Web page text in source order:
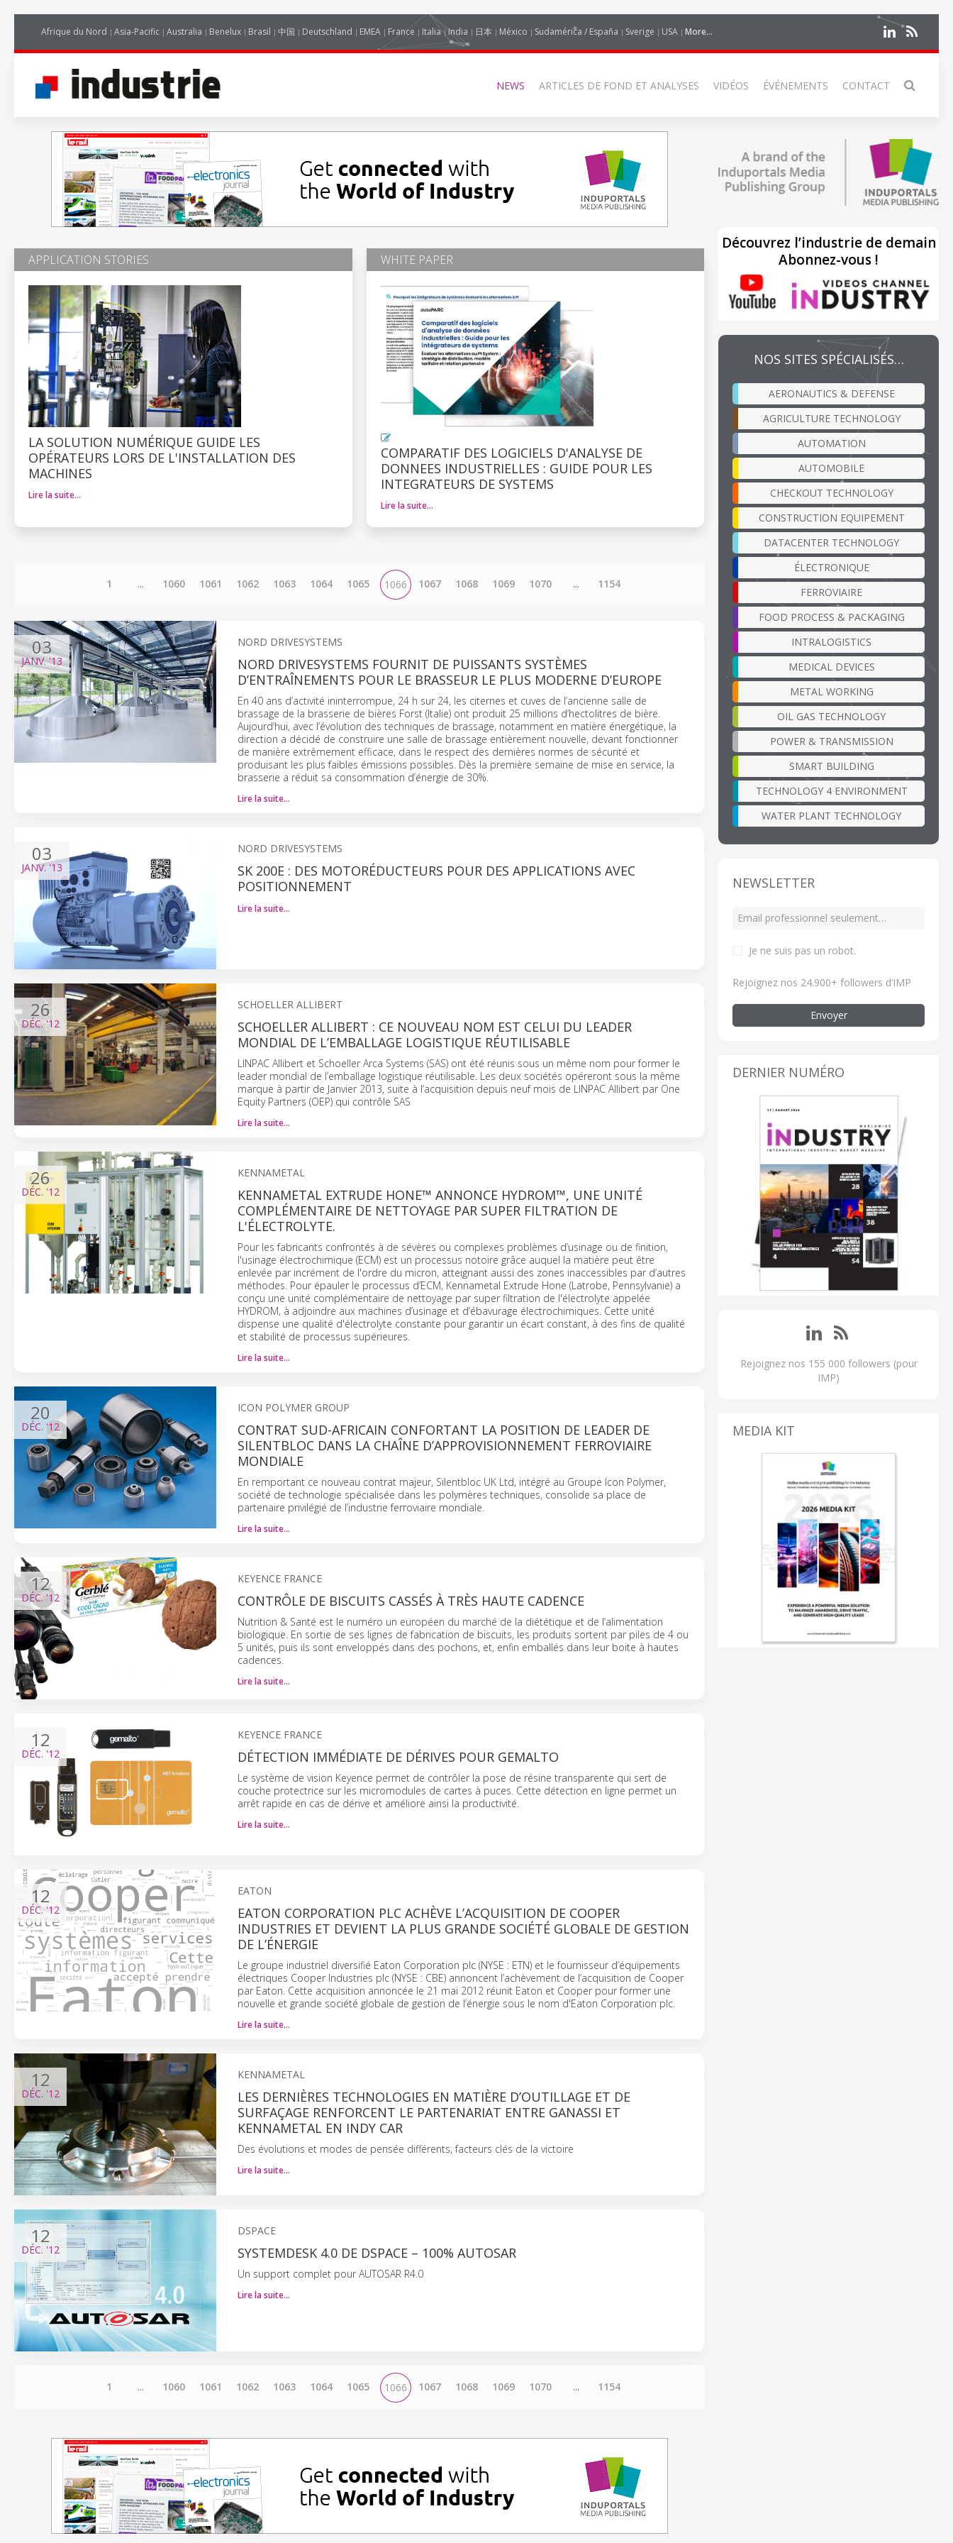
Afrique du Nord Asia-Pacific Australia Benelux Brasil 中国 Deutschland EMEA France Italia India 日本 México Sudamérica / España Sverige USA More...
NEWS ARTICLES DE FOND ET ANALYSES VIDÉOS ÉVÉNEMENTS CONTACT
APPLICATION STORIES
LA SOLUTION NUMÉRIQUE GUIDE LES
OPÉRATEURS LORS DE L'INSTALLATION DES
MACHINES
Lire la suite…
WHITE PAPER
COMPARATIF DES LOGICIELS D'ANALYSE DE
DONNEES INDUSTRIELLES : GUIDE POUR LES
INTEGRATEURS DE SYSTEMS
Lire la suite…
1 ... 1060 1061 1062 1063 1064 1065 1066 1067 1068 1069 1070 ... 1154
03
JANV.'13
NORD DRIVESYSTEMS
NORD DRIVESYSTEMS FOURNIT DE PUISSANTS SYSTÈMES
D’ENTRAÎNEMENTS POUR LE BRASSEUR LE PLUS MODERNE D’EUROPE
En 40 ans d’activité ininterrompue, 24 h sur 24, les citernes et cuves de l’ancienne salle de
brassage de la brasserie de bières Forst (Italie) ont produit 25 millions d’hectolitres de bière.
Aujourd’hui, avec l’évolution des techniques de brassage, notamment en matière énergétique, la
direction a décidé de construire une salle de brassage entièrement nouvelle, devant fonctionner
de manière extrêmement efficace, dans le respect des dernières normes de sécurité et
produisant les plus faibles émissions possibles. Dès la première semaine de mise en service, la
brasserie a réduit sa consommation d’énergie de 30%.
Lire la suite…
03
JANV. '13
NORD DRIVESYSTEMS
SK 200E : DES MOTORÉDUCTEURS POUR DES APPLICATIONS AVEC
POSITIONNEMENT
Lire la suite…
26
DÉC.'12
SCHOELLER ALLIBERT
SCHOELLER ALLIBERT : CE NOUVEAU NOM EST CELUI DU LEADER
MONDIAL DE L’EMBALLAGE LOGISTIQUE RÉUTILISABLE
LINPAC Allibert et Schoeller Arca Systems (SAS) ont été réunis sous un même nom pour former le
leader mondial de l’emballage logistique réutilisable. Les deux sociétés opéreront sous la même
marque à partir de Janvier 2013, suite à l’acquisition depuis neuf mois de LINPAC Allibert par One
Equity Partners (OEP) qui contrôle SAS
Lire la suite…
26
DÉC. '12
KENNAMETAL
KENNAMETAL EXTRUDE HONE™ ANNONCE HYDROM™, UNE UNITÉ
COMPLÉMENTAIRE DE NETTOYAGE PAR SUPER FILTRATION DE
L'ÉLECTROLYTE.
Pour les fabricants confrontés à de sévères ou complexes problèmes d’usinage ou de finition,
l'usinage électrochimique (ECM) est un processus notoire grâce auquel la matière peut être
enlevée par incrément de l'ordre du micron, atteignant aussi des zones inaccessibles par d’autres
méthodes. Pour épauler le processus d’ECM, Kennametal Extrude Hone (Latrobe, Pennsylvanie) a
conçu une unité complémentaire de nettoyage par super filtration de l'électrolyte appelée
HYDROM, à adjoindre aux machines d’usinage et d’ébavurage électrochimiques. Cette unité
dispense une qualité d'électrolyte constante pour garantir un écart constant, à des fins de qualité
et stabilité de processus supérieures.
Lire la suite…
20
DÉC. '12
ICON POLYMER GROUP
CONTRAT SUD-AFRICAIN CONFORTANT LA POSITION DE LEADER DE
SILENTBLOC DANS LA CHAÎNE D’APPROVISIONNEMENT FERROVIAIRE
MONDIALE
En remportant ce nouveau contrat majeur, Silentbloc UK Ltd, intégré au Groupe Icon Polymer,
société de technologie spécialisée dans les polymères techniques, consolide sa place de
partenaire privilégié de l’industrie ferroviaire mondiale.
Lire la suite…
12
DÉC. '12
KEYENCE FRANCE
CONTRÔLE DE BISCUITS CASSÉS À TRÈS HAUTE CADENCE
Nutrition & Santé est le numéro un européen du marché de la diététique et de l’alimentation
biologique. En sortie de ses lignes de fabrication de biscuits, les produits sortent par piles de 4 ou
5 unités, puis ils sont enveloppés dans des pochons, et, enfin emballés dans leur boite à hautes
cadences.
Lire la suite…
12
DÉC. '12
KEYENCE FRANCE
DÉTECTION IMMÉDIATE DE DÉRIVES POUR GEMALTO
Le système de vision Keyence permet de contrôler la pose de résine transparente qui sert de
couche protectrice sur les micromodules de cartes à puces. Cette détection en ligne permet un
arrêt rapide en cas de dérive et améliore ainsi la productivité.
Lire la suite…
12
DÉC. '12
EATON
EATON CORPORATION PLC ACHÈVE L’ACQUISITION DE COOPER
INDUSTRIES ET DEVIENT LA PLUS GRANDE SOCIÉTÉ GLOBALE DE GESTION
DE L’ÉNERGIE
Le groupe industriel diversifié Eaton Corporation plc (NYSE : ETN) et le fournisseur d’équipements
électriques Cooper Industries plc (NYSE : CBE) annoncent l’achèvement de l’acquisition de Cooper
par Eaton. Cette acquisition annoncée le 21 mai 2012 réunit Eaton et Cooper pour former une
nouvelle et grande société globale de gestion de l’énergie sous le nom d'Eaton Corporation plc.
Lire la suite…
12
DÉC. '12
KENNAMETAL
LES DERNIÈRES TECHNOLOGIES EN MATIÈRE D’OUTILLAGE ET DE
SURFAÇAGE RENFORCENT LE PARTENARIAT ENTRE GANASSI ET
KENNAMETAL EN INDY CAR
Des évolutions et modes de pensée différents, facteurs clés de la victoire
Lire la suite…
12
DÉC. '12
DSPACE
SYSTEMDESK 4.0 DE DSPACE – 100% AUTOSAR
Un support complet pour AUTOSAR R4.0
Lire la suite…
1 ... 1060 1061 1062 1063 1064 1065 1066 1067 1068 1069 1070 ... 1154
Découvrez l’industrie de demain
Abonnez-vous !
NOS SITES SPÉCIALISÉS…
AERONAUTICS & DEFENSE
AGRICULTURE TECHNOLOGY
AUTOMATION
AUTOMOBILE
CHECKOUT TECHNOLOGY
CONSTRUCTION EQUIPEMENT
DATACENTER TECHNOLOGY
ÉLECTRONIQUE
FERROVIAIRE
FOOD PROCESS & PACKAGING
INTRALOGISTICS
MEDICAL DEVICES
METAL WORKING
OIL GAS TECHNOLOGY
POWER & TRANSMISSION
SMART BUILDING
TECHNOLOGY 4 ENVIRONMENT
WATER PLANT TECHNOLOGY
NEWSLETTER
Je ne suis pas un robot.
Rejoignez nos 24.900+ followers d’IMP
Envoyer
DERNIER NUMÉRO
Rejoignez nos 155 000 followers (pour
IMP)
MEDIA KIT